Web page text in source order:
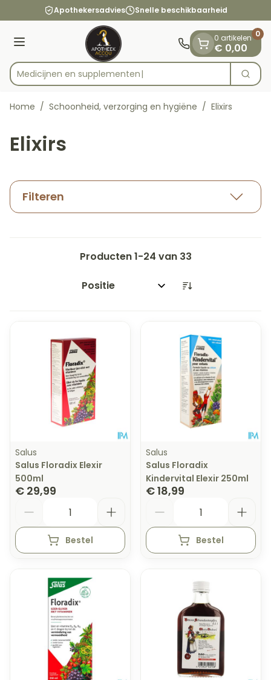
Ga naar de inhoudApothekersadvies Snelle beschikbaarheid
Menu
Product, merk, categorie...
Medicijn Zoek
0 artikelen
€ 0,00
0
Home / Schoonheid, verzorging en hygiëne / Elixirs
Elixirs
Filteren
Producten1-24 van 33
Sorteer op:
Salus
Salus Floradix Elexir
500ml
€ 29,99
Bestel
Salus
Salus Floradix
Kindervital Elexir 250ml
€ 18,99
Bestel